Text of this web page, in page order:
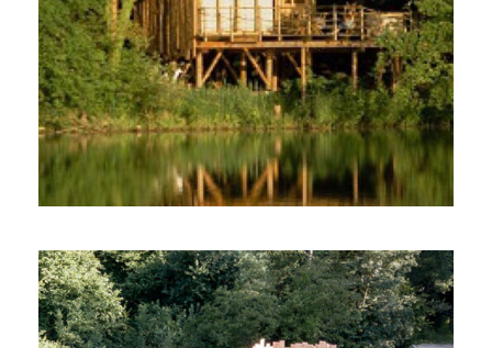
“ATTRAPE RÊVES”